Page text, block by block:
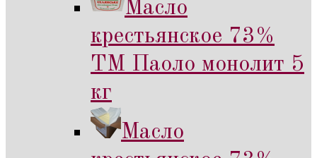
Масло
крестьянское 73%
ТМ Паоло монолит 5
кг
Масло